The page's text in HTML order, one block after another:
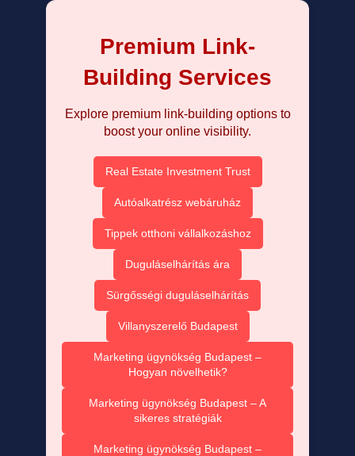
Premium Link-
Building Services
Explore premium link-building options to
boost your online visibility.
Real Estate Investment Trust
Autóalkatrész webáruház
Tippek otthoni vállalkozáshoz
Duguláselhárítás ára
Sürgősségi duguláselhárítás
Villanyszerelő Budapest
Marketing ügynökség Budapest –
Hogyan növelhetik?
Marketing ügynökség Budapest – A
sikeres stratégiák
Marketing ügynökség Budapest –